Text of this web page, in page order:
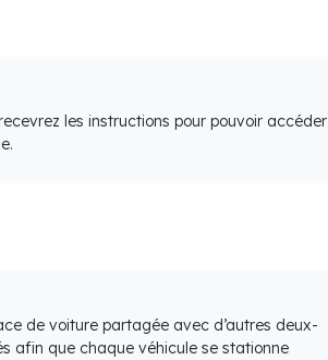
les instructions pour pouvoir accéder
de voiture partagée avec d’autres deux-
afin que chaque véhicule se stationne